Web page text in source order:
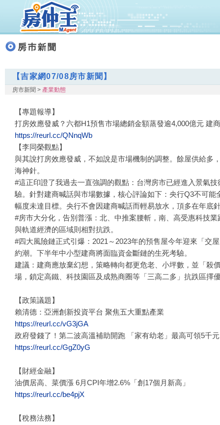
【吉家網07/08房市新聞】
房市新聞 > 產業動態
【專題報導】
打房效應發威？六都H1預售市場總銷金額蒸發逾4,000億元 建
https://reurl.cc/QNnqWb
【李同榮觀點】
與其說打房效應發威，不如說是市場機制的調整。餘屋供給多
海神針。
#這正印證了我過去一直強調的觀點：台灣房市已經進入景氣
驗。針對建商喊話與市場數據，核心評論如下：央行Q3不可
幅度未達目標。央行不會因建商喊話而輕易放水，頂多在年底
#房市大分化，告別普漲：北、中推案腰斬，南、高受惠科技
與軌道經濟的區域則相對抗跌。
#四大風險鏈正式引爆：2021～2023年的預售屋今年迎來「交
約潮。下半年中小型建商將面臨資金斷鏈的生死考驗。
建議：建商應放棄幻想，策略轉向都更危老、小坪數，並「殺
場，鎖定高鐵、科技園區及成熟商圈等「三高二多」抗跌區擇
【政策議題】
賴清德：亞洲創新投資平台 聚焦五大重點產業
https://reurl.cc/vG3jGA
政府發錢了！第二波高溫補助開跑 「家有幼老」最高可領5千元
https://reurl.cc/GgZ0yG
【財經金融】
油價居高、菜價漲 6月CPI年增2.6%「創17個月新高」
https://reurl.cc/be4pjX
【稅務法務】